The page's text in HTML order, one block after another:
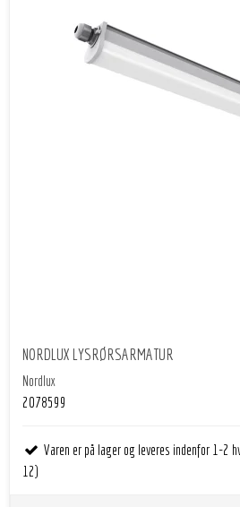
NORDLUX LYSRØRSARMATUR
Nordlux
2078599
Varen er på lager og leveres indenfor 1-2
12)